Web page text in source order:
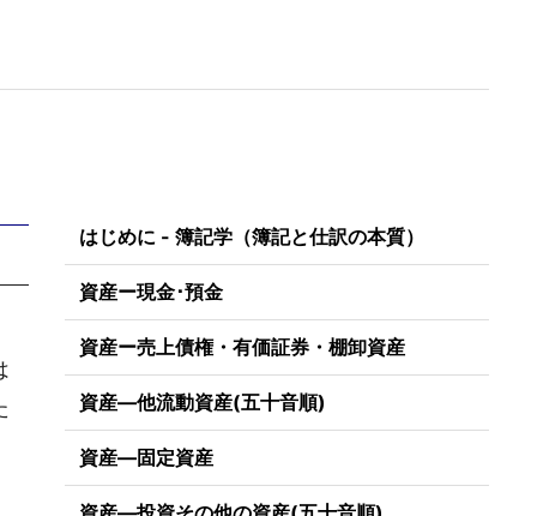
はじめに - 簿記学（簿記と仕訳の本質）
資産ー現金･預金
資産ー売上債権・有価証券・棚卸資産
資産―他流動資産(五十音順)
資産―固定資産